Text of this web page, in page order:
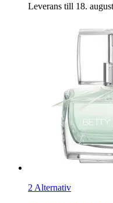
Leverans till 18.
2 Alternativ